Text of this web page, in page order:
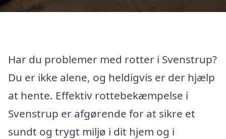
Har du problemer med rotter i Svenstrup?
Du er ikke alene, og heldigvis er der hjælp
at hente. Effektiv rottebekæmpelse i
Svenstrup er afgørende for at sikre et
sundt og trygt miljø i dit hjem og i